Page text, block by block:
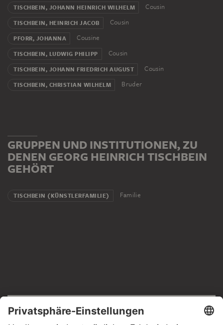
TISCHBEIN, JOHANN HEINRICH WILHELM Cousin
TISCHBEIN, HEINRICH JACOB Cousin
PFORR, JOHANNA Cousine
TISCHBEIN, LUDWIG PHILIPP Cousin
TISCHBEIN, JOHANN FRIEDRICH AUGUST Cousin
TISCHBEIN, CHRISTIAN WILHELM Bruder
GRUPPEN UND INSTITUTIONEN, ZU
DENEN GEORG HEINRICH TISCHBEIN
GEHÖRT
TISCHBEIN (KÜNSTLERFAMILIE) Familie
Impressum